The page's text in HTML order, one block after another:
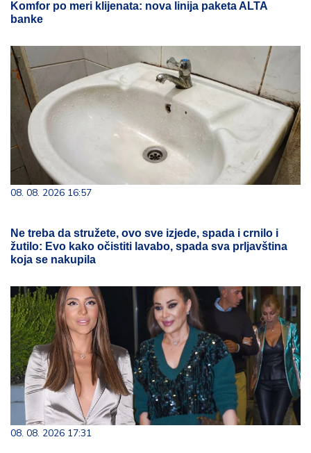
Komfor po meri klijenata: nova linija paketa ALTA
banke
08. 08. 2026 16:57
Ne treba da stružete, ovo sve izjede, spada i crnilo i
žutilo: Evo kako očistiti lavabo, spada sva prljavština
koja se nakupila
08. 08. 2026 17:31